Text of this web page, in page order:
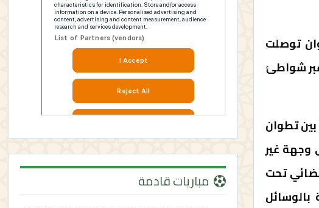
توصلت
شواطئ
فيها على مستوى الطريق الوطنية رقم 2 الرابطة بين تطوان
وجهة غير
تحت
مباريات قادمة